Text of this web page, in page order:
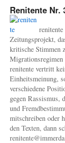
Renitente Nr.
Zeitungsprojekt,
kritische Stimmen
renitente vertritt
Einheitsmeinung,
verschiedene
gegen Rassismus,
und
mitschreiben oder
den Texten, dann